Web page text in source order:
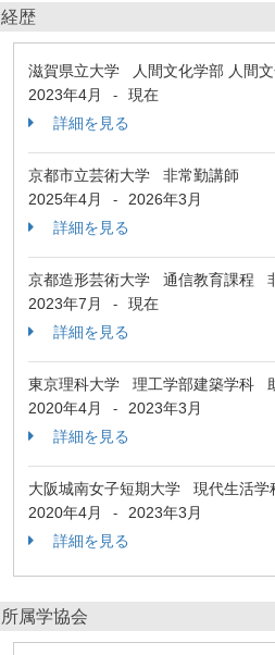
経歴
滋賀県立大学 人間文化学部 人間
2023年4月
-
現在
詳細を見る
京都市立芸術大学 非常勤講師
2025年4月
-
2026年3月
詳細を見る
京都造形芸術大学 通信教育課程
2023年7月
-
現在
詳細を見る
東京理科大学 理工学部建築学科
2020年4月
-
2023年3月
詳細を見る
大阪城南女子短期大学 現代生活
2020年4月
-
2023年3月
詳細を見る
所属学協会